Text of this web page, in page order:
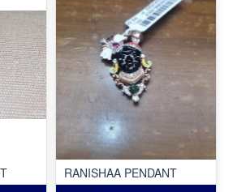
RANISHAA PENDANT